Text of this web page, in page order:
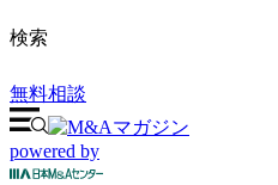
検索
無料相談
powered by